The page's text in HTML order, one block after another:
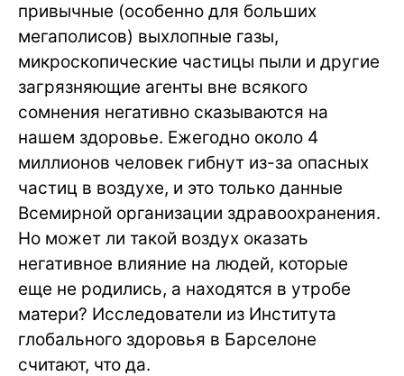
привычные (особенно для больших
мегаполисов) выхлопные газы,
микроскопические частицы пыли и другие
загрязняющие агенты вне всякого
сомнения негативно сказываются на
нашем здоровье. Ежегодно около 4
миллионов человек гибнут из-за опасных
частиц в воздухе, и это только данные
Всемирной организации здравоохранения.
Но может ли такой воздух оказать
негативное влияние на людей, которые
еще не родились, а находятся в утробе
матери? Исследователи из Института
глобального здоровья в Барселоне
считают, что да.